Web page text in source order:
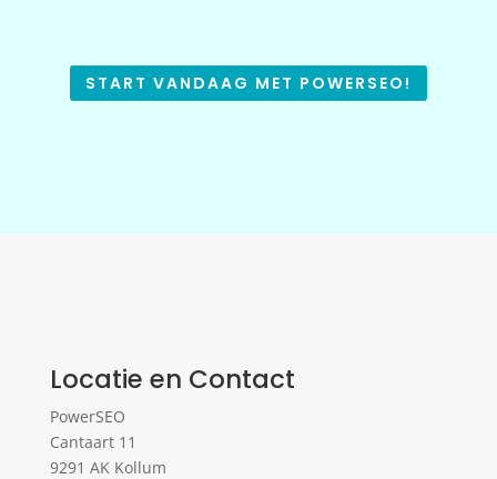
START VANDAAG MET POWERSEO!
Locatie en Contact
PowerSEO
Cantaart 11
9291 AK Kollum